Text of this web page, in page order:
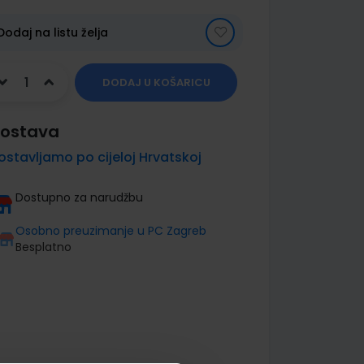
na listu želja
DODAJ U KOŠARICU
po cijeloj Hrvatskoj
Dostupno za narudžbu
Osobno preuzimanje u PC Zagreb
Besplatno